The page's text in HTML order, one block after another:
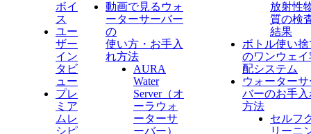
ボイ
ス
ユー
ザー
イン
タビ
ュー
プレ
ミア
ムレ
シピ
動画で見るウォ
ーターサーバー
の
使い方・お手入
れ方法
AURA
Water
Server​（オ
ーラウォ
ーターサ
ーバー）
放射性
質の検
結果
ボトル使い捨
のワンウェイ
配システム
ウォーター
バーのお手入
方法
セルフ
リーニ